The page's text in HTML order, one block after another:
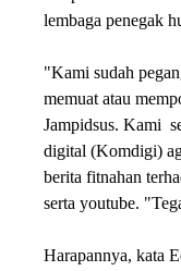
lembaga penegak
"Kami sudah
memuat atau
Jampidsus. Kami
digital (Komdigi)
berita fitnahan
serta youtube.
Harapannya, kata